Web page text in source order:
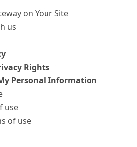
on Your Site
us
Rights
Personal Information
use
of use